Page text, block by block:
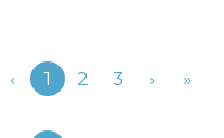
‹Précédent
1 2 3 › »